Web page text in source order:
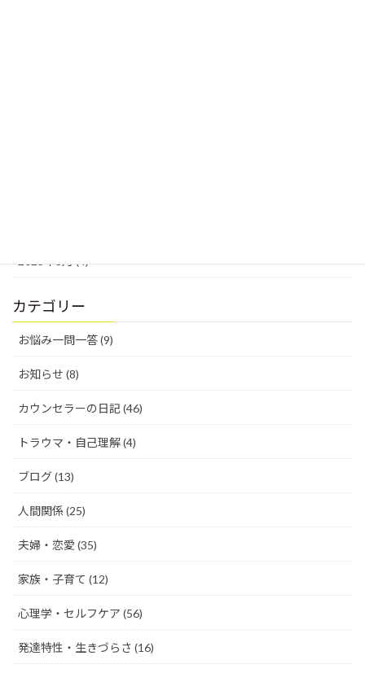
2023年3月 (4)
カテゴリー
お悩み一問一答 (9)
お知らせ (8)
カウンセラーの日記 (46)
トラウマ・自己理解 (4)
ブログ (13)
人間関係 (25)
夫婦・恋愛 (35)
家族・子育て (12)
心理学・セルフケア (56)
発達特性・生きづらさ (16)